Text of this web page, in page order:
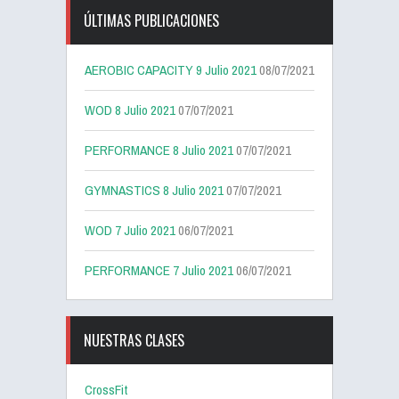
ÚLTIMAS PUBLICACIONES
AEROBIC CAPACITY 9 Julio 202108/07/2021
WOD 8 Julio 202107/07/2021
PERFORMANCE 8 Julio 202107/07/2021
GYMNASTICS 8 Julio 202107/07/2021
WOD 7 Julio 202106/07/2021
PERFORMANCE 7 Julio 202106/07/2021
NUESTRAS CLASES
CrossFit